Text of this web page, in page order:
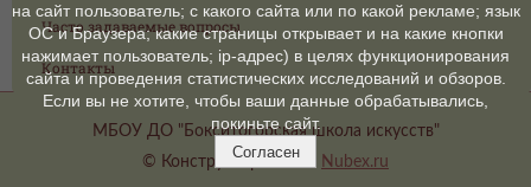
Часто задаваемые вопросы
Контакты
МБОУ ДО "Бокситогорская школа искусств"
© Конструктор сайтов
Nubex.ru
на сайт пользователь; с какого сайта или по какой рекламе; язык
ОС и Браузера; какие страницы открывает и на какие кнопки
нажимает пользователь; ip-адрес) в целях функционирования
сайта и проведения статистических исследований и обзоров.
Если вы не хотите, чтобы ваши данные обрабатывались,
покиньте сайт.
Согласен